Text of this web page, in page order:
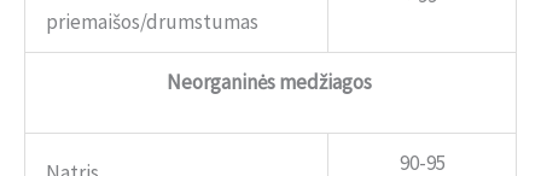
priemaišos/drumstumas
Neorganinės medžiagos
90-95